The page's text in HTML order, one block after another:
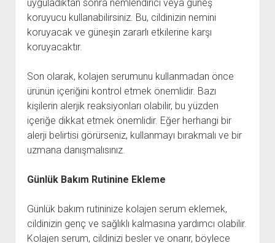
uyguladıktan sonra nemlendirici veya güneş
koruyucu kullanabilirsiniz. Bu, cildinizin nemini
koruyacak ve güneşin zararlı etkilerine karşı
koruyacaktır.
Son olarak, kolajen serumunu kullanmadan önce
ürünün içeriğini kontrol etmek önemlidir. Bazı
kişilerin alerjik reaksiyonları olabilir, bu yüzden
içeriğe dikkat etmek önemlidir. Eğer herhangi bir
alerji belirtisi görürseniz, kullanmayı bırakmalı ve bir
uzmana danışmalısınız.
Günlük Bakım Rutinine Ekleme
Günlük bakım rutininize kolajen serum eklemek,
cildinizin genç ve sağlıklı kalmasına yardımcı olabilir.
Kolajen serum, cildinizi besler ve onarır, böylece